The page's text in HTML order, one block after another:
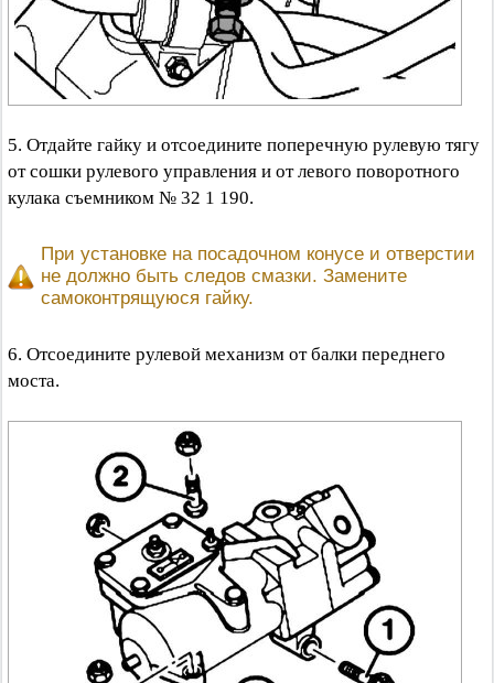
5. Отдайте гайку и отсоедините поперечную рулевую тягу
от сошки рулевого управления и от левого поворотного
кулака съемником № 32 1 190.
При установке на посадочном конусе и отверстии
не должно быть следов смазки. Замените
самоконтрящуюся гайку.
6. Отсоедините рулевой механизм от балки переднего
моста.